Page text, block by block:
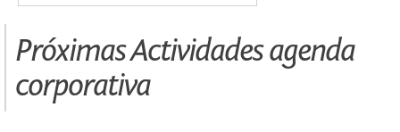
Próximas Actividades agenda
corporativa